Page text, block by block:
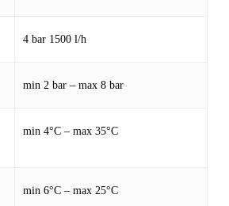
4 bar 1500 l/h
min 2 bar – max 8 bar
min 4°C – max 35°C
min 6°C – max 25°C